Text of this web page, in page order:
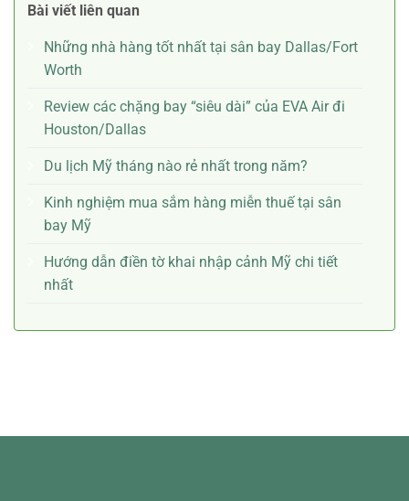
Bài viết liên quan
Những nhà hàng tốt nhất tại sân bay Dallas/Fort
Worth
Review các chặng bay “siêu dài” của EVA Air đi
Houston/Dallas
Du lịch Mỹ tháng nào rẻ nhất trong năm?
Kinh nghiệm mua sắm hàng miễn thuế tại sân
bay Mỹ
Hướng dẫn điền tờ khai nhập cảnh Mỹ chi tiết
nhất